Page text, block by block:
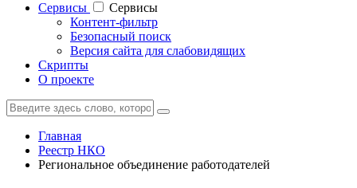
Cервисы
Cервисы
Контент-фильтр
Безопасный поиск
Версия сайта для слабовидящих
Скрипты
О проекте
Главная
Реестр НКО
Региональное объединение работодателей